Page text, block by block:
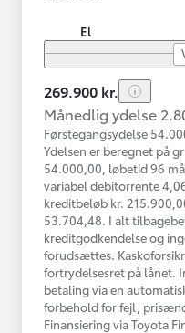
El
269.900 kr.
Månedlig ydelse
Førstegangsydelse
Ydelsen er beregnet på
54.000,00, løbetid 96
variabel debitorrente
kreditbeløb kr.
53.704,48. I alt
kreditgodkendelse og
forudsættes.
fortrydelsesret på lånet.
betaling via en
forbehold for fejl,
Finansiering via Toyota